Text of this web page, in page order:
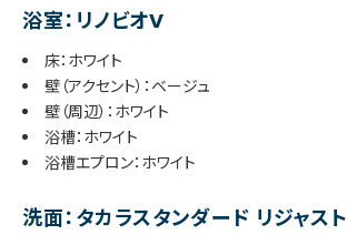
浴室：リノビオV
床：ホワイト
壁（アクセント）：ベージュ
壁（周辺）：ホワイト
浴槽：ホワイト
浴槽エプロン：ホワイト
洗面：タカラスタンダード リジャスト